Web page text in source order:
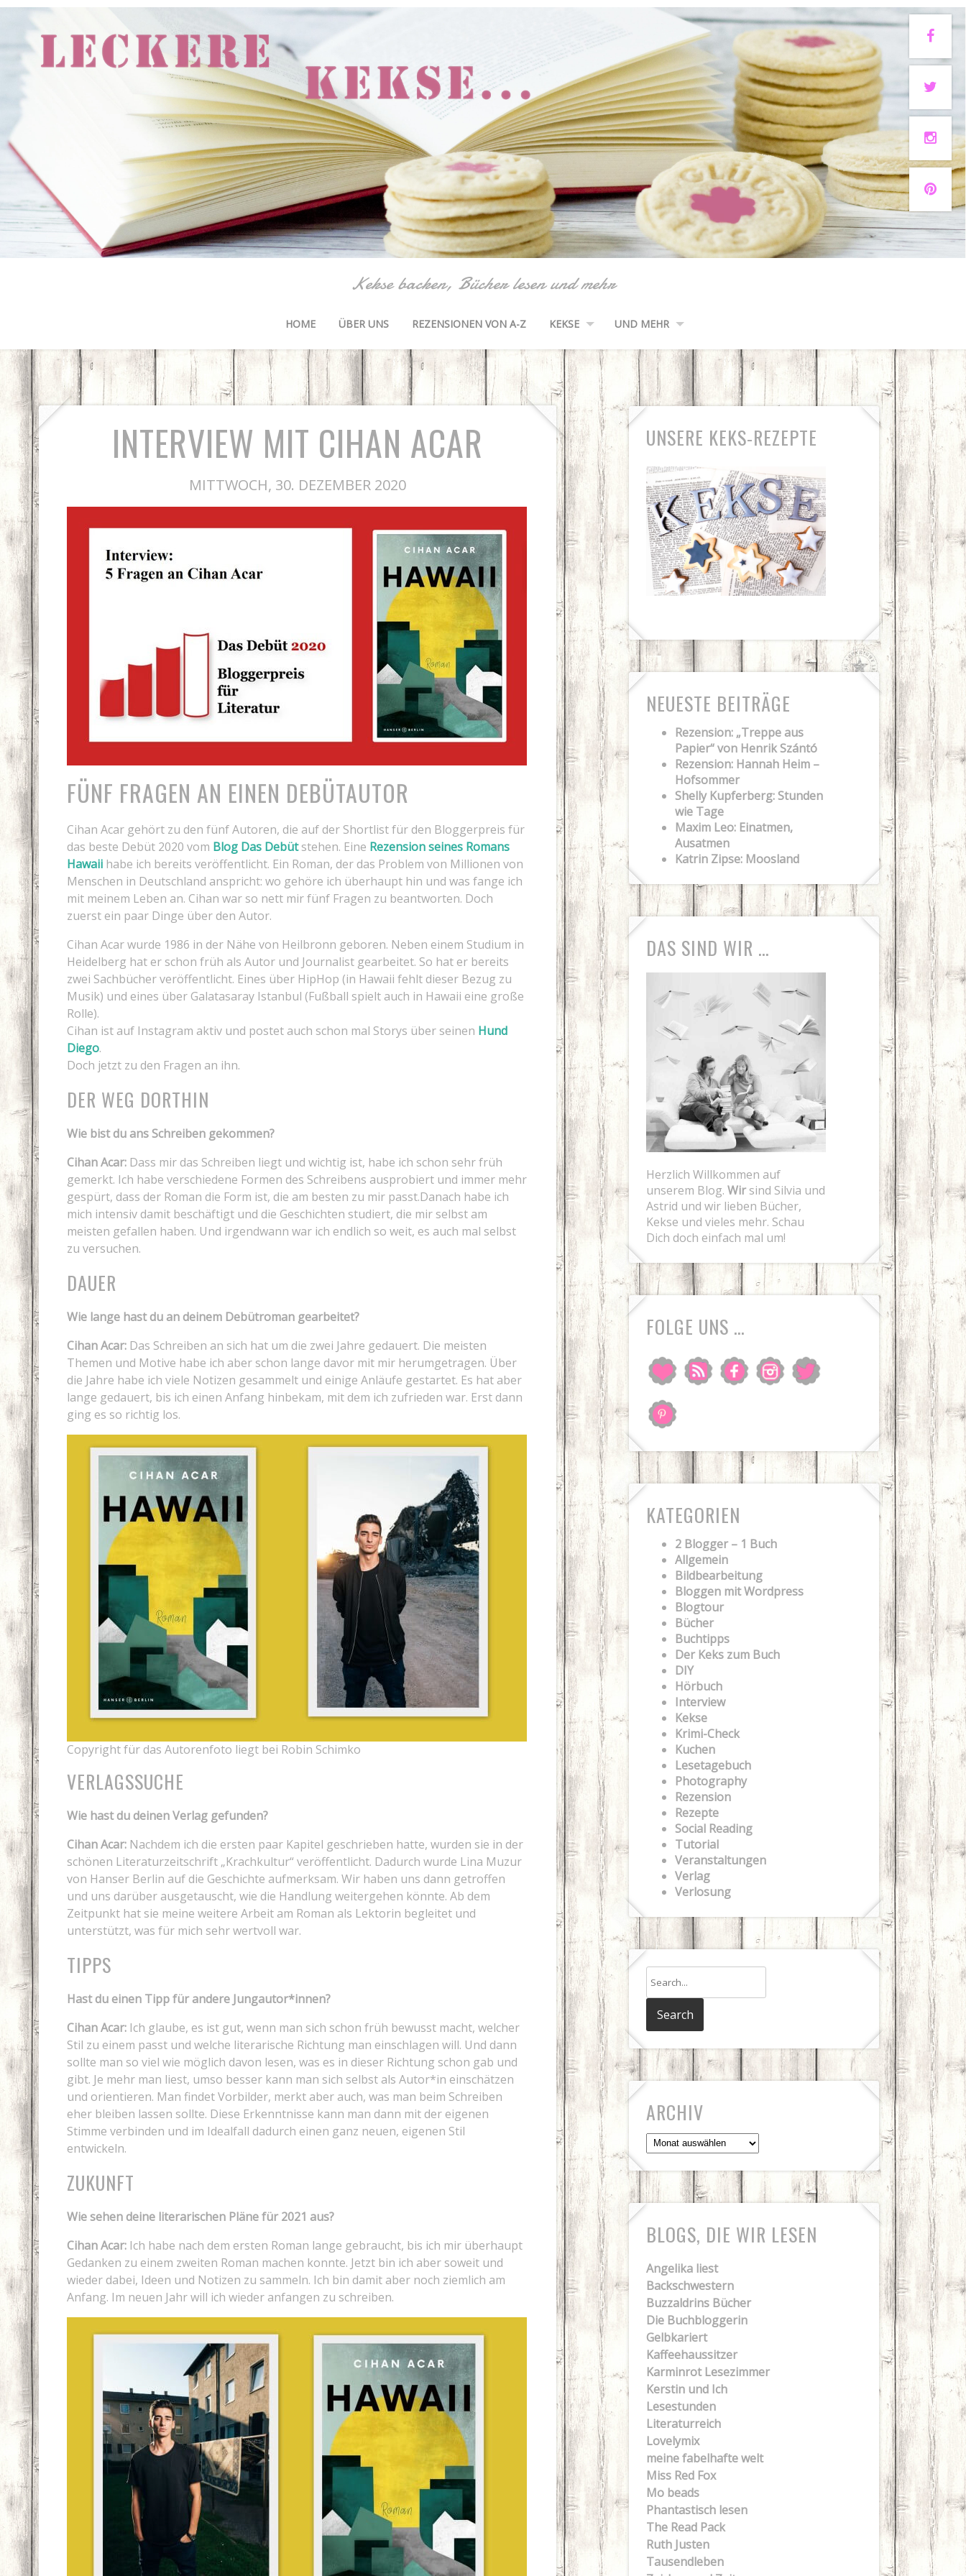
Kekse backen, Bücher lesen und mehr
HOME ÜBER UNS REZENSIONEN VON A-Z KEKSE UND MEHR
INTERVIEW MIT CIHAN ACAR
MITTWOCH, 30. DEZEMBER 2020
FÜNF FRAGEN AN EINEN DEBÜTAUTOR
Cihan Acar gehört zu den fünf Autoren, die auf der Shortlist für den Bloggerpreis für
das beste Debüt 2020 vom Blog Das Debütstehen. Eine Rezension seines Romans
Hawaii habe ich bereits veröffentlicht. Ein Roman, der das Problem von Millionen von
Menschen in Deutschland anspricht: wo gehöre ich überhaupt hin und was fange ich
mit meinem Leben an. Cihan war so nett mir fünf Fragen zu beantworten. Doch
zuerst ein paar Dinge über den Autor.
Cihan Acar wurde 1986 in der Nähe von Heilbronn geboren. Neben einem Studium in
Heidelberg hat er schon früh als Autor und Journalist gearbeitet. So hat er bereits
zwei Sachbücher veröffentlicht. Eines über HipHop (in Hawaii fehlt dieser Bezug zu
Musik) und eines über Galatasaray Istanbul (Fußball spielt auch in Hawaii eine große
Rolle).
Cihan ist auf Instagram aktiv und postet auch schon mal Storys über seinen Hund
Diego.
Doch jetzt zu den Fragen an ihn.
DER WEG DORTHIN
Wie bist du ans Schreiben gekommen?
Cihan Acar: Dass mir das Schreiben liegt und wichtig ist, habe ich schon sehr früh
gemerkt. Ich habe verschiedene Formen des Schreibens ausprobiert und immer mehr
gespürt, dass der Roman die Form ist, die am besten zu mir passt.Danach habe ich
mich intensiv damit beschäftigt und die Geschichten studiert, die mir selbst am
meisten gefallen haben. Und irgendwann war ich endlich so weit, es auch mal selbst
zu versuchen.
DAUER
Wie lange hast du an deinem Debütroman gearbeitet?
Cihan Acar: Das Schreiben an sich hat um die zwei Jahre gedauert. Die meisten
Themen und Motive habe ich aber schon lange davor mit mir herumgetragen. Über
die Jahre habe ich viele Notizen gesammelt und einige Anläufe gestartet. Es hat aber
lange gedauert, bis ich einen Anfang hinbekam, mit dem ich zufrieden war. Erst dann
ging es so richtig los.
Copyright für das Autorenfoto liegt bei Robin Schimko
VERLAGSSUCHE
Wie hast du deinen Verlag gefunden?
Cihan Acar: Nachdem ich die ersten paar Kapitel geschrieben hatte, wurden sie in der
schönen Literaturzeitschrift „Krachkultur“ veröffentlicht. Dadurch wurde Lina Muzur
von Hanser Berlin auf die Geschichte aufmerksam. Wir haben uns dann getroffen
und uns darüber ausgetauscht, wie die Handlung weitergehen könnte. Ab dem
Zeitpunkt hat sie meine weitere Arbeit am Roman als Lektorin begleitet und
unterstützt, was für mich sehr wertvoll war.
TIPPS
Hast du einen Tipp für andere Jungautor*innen?
Cihan Acar: Ich glaube, es ist gut, wenn man sich schon früh bewusst macht, welcher
Stil zu einem passt und welche literarische Richtung man einschlagen will. Und dann
sollte man so viel wie möglich davon lesen, was es in dieser Richtung schon gab und
gibt. Je mehr man liest, umso besser kann man sich selbst als Autor*in einschätzen
und orientieren. Man findet Vorbilder, merkt aber auch, was man beim Schreiben
eher bleiben lassen sollte. Diese Erkenntnisse kann man dann mit der eigenen
Stimme verbinden und im Idealfall dadurch einen ganz neuen, eigenen Stil
entwickeln.
ZUKUNFT
Wie sehen deine literarischen Pläne für 2021 aus?
Cihan Acar: Ich habe nach dem ersten Roman lange gebraucht, bis ich mir überhaupt
Gedanken zu einem zweiten Roman machen konnte. Jetzt bin ich aber soweit und
wieder dabei, Ideen und Notizen zu sammeln. Ich bin damit aber noch ziemlich am
Anfang. Im neuen Jahr will ich wieder anfangen zu schreiben.
UNSERE KEKS-REZEPTE
NEUESTE BEITRÄGE
Rezension: „Treppe aus
Papier“ von Henrik Szántó
Rezension: Hannah Heim –
Hofsommer
Shelly Kupferberg: Stunden
wie Tage
Maxim Leo: Einatmen,
Ausatmen
Katrin Zipse: Moosland
DAS SIND WIR …
Herzlich Willkommen auf
unserem Blog.Wir sind Silvia und
Astrid und wir lieben Bücher,
Kekse und vieles mehr. Schau
Dich doch einfach mal um!
FOLGE UNS …
KATEGORIEN
2 Blogger – 1 Buch
Allgemein
Bildbearbeitung
Bloggen mit Wordpress
Blogtour
Bücher
Buchtipps
Der Keks zum Buch
DIY
Hörbuch
Interview
Kekse
Krimi-Check
Kuchen
Lesetagebuch
Photography
Rezension
Rezepte
Social Reading
Tutorial
Veranstaltungen
Verlag
Verlosung
ARCHIV
Archiv
BLOGS, DIE WIR LESEN
Angelika liest
Backschwestern
Buzzaldrins Bücher
Die Buchbloggerin
Gelbkariert
Kaffeehaussitzer
Karminrot Lesezimmer
Kerstin und Ich
Lesestunden
Literaturreich
Lovelymix
meine fabelhafte welt
Miss Red Fox
Mo beads
Phantastisch lesen
The Read Pack
Ruth Justen
Tausendleben